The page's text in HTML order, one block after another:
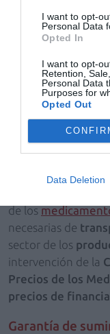
I want to opt-
Personal Data
Opted In
I want to opt-
Retention,
Personal Data
Purposes for
Opted Out
Data Deletion
como la
miembros de la
Nuevos productos
La norma
largamente
nuevosofertantes
prestación
ello la
de los
necesarias de
sector de los
intervención de la
Precios de los
precios de
Garantía de